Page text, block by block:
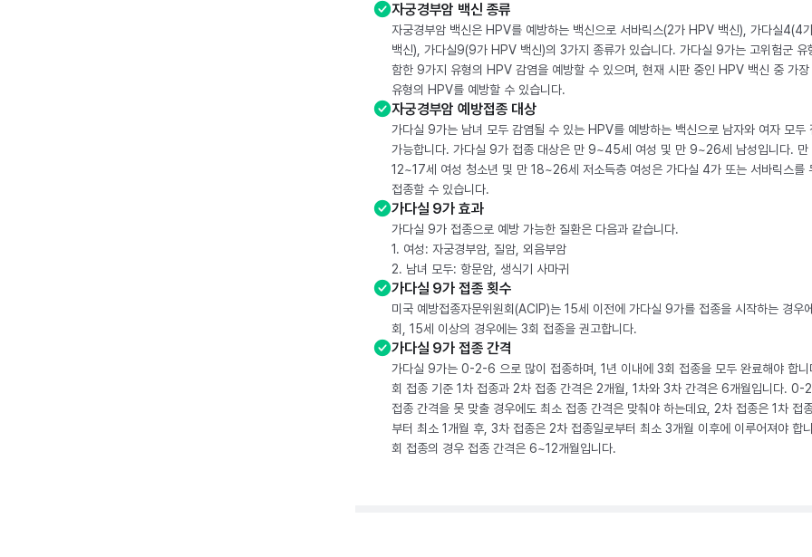
자궁경부암 백신 종류
자궁경부암 백신은 HPV를 예방하는 백신으로 서바릭스(2가 HPV 백신), 가다실4(4
백신), 가다실9(9가 HPV 백신)의 3가지 종류가 있습니다. 가다실 9가는 고위험군 유
함한 9가지 유형의 HPV 감염을 예방할 수 있으며, 현재 시판 중인 HPV 백신 중 가장
유형의 HPV를 예방할 수 있습니다.
자궁경부암 예방접종 대상
가다실 9가는 남녀 모두 감염될 수 있는 HPV를 예방하는 백신으로 남자와 여자 모두
가능합니다. 가다실 9가 접종 대상은 만 9~45세 여성 및 만 9~26세 남성입니다. 만
12~17세 여성 청소년 및 만 18~26세 저소득층 여성은 가다실 4가 또는 서바릭스를
접종할 수 있습니다.
가다실 9가 효과
가다실 9가 접종으로 예방 가능한 질환은 다음과 같습니다.
1. 여성: 자궁경부암, 질암, 외음부암
2. 남녀 모두: 항문암, 생식기 사마귀
가다실 9가 접종 횟수
미국 예방접종자문위원회(ACIP)는 15세 이전에 가다실 9가를 접종을 시작하는 경우
회, 15세 이상의 경우에는 3회 접종을 권고합니다.
가다실 9가 접종 간격
가다실 9가는 0-2-6 으로 많이 접종하며, 1년 이내에 3회 접종을 모두 완료해야 합
회 접종 기준 1차 접종과 2차 접종 간격은 2개월, 1차와 3차 간격은 6개월입니다. 0-
접종 간격을 못 맞출 경우에도 최소 접종 간격은 맞춰야 하는데요, 2차 접종은 1차 접
부터 최소 1개월 후, 3차 접종은 2차 접종일로부터 최소 3개월 이후에 이루어져야 합
회 접종의 경우 접종 간격은 6~12개월입니다.